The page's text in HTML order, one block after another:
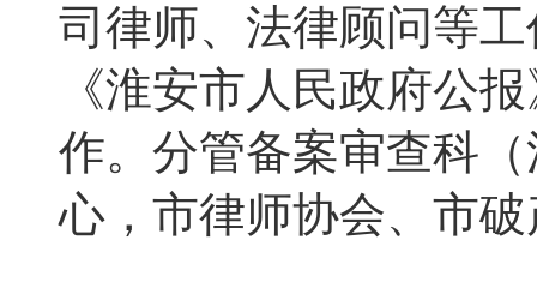
司律师、法律顾问等
《淮安市人民政府公
作。分管备案审查科
心，市律师协会、市